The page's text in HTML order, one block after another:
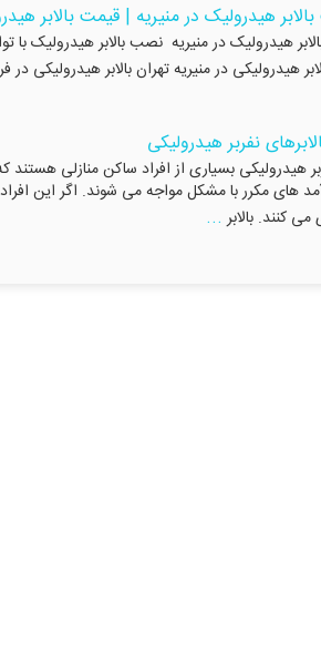
هیدرولیک در منیریه | قیمت بالابر
هیدرولیکی در منیریه تهران بالابر هیدرولیکی در
نفربر هیدرولیکی
هیدرولیکی بسیاری از افراد ساکن منازلی
های مکرر با مشکل مواجه می شوند. اگر این افراد
کنند. بالابر ...